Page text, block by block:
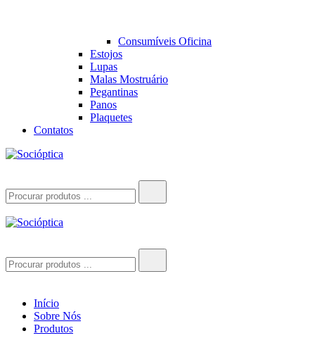
Consumíveis Oficina
Estojos
Lupas
Malas Mostruário
Pegantinas
Panos
Plaquetes
Contatos
for:
for:
Início
Sobre Nós
Produtos